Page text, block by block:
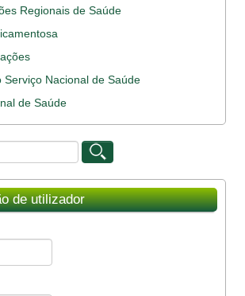
Regionais de Saúde
Serviço Nacional de Saúde
de Saúde
procura
de utilizador